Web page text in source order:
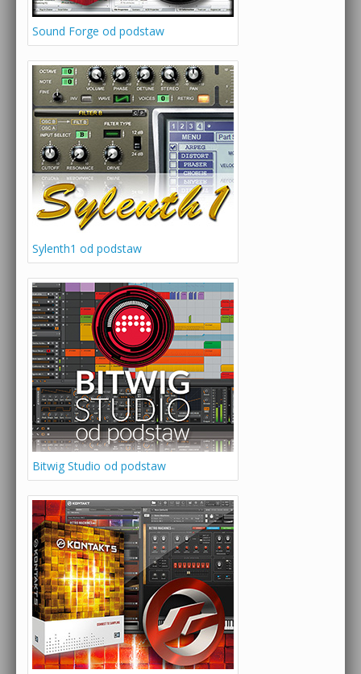
Sound Forge od podstaw
Sylenth1 od podstaw
Bitwig Studio od podstaw